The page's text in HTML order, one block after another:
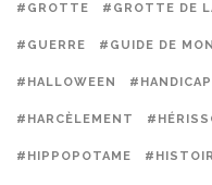
#GROTTE #GROTTE DE
#GUERRE #GUIDE DE
#HALLOWEEN #HANDICAP
#HARCÈLEMENT
#HIPPOPOTAME